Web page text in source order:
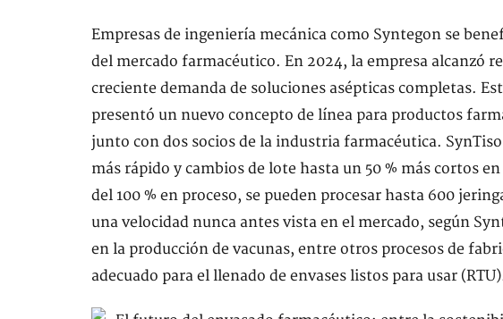
Empresas de ingeniería mecánica como Syntegon se
del mercado farmacéutico. En 2024, la empresa alcanzó
creciente demanda de soluciones asépticas completas.
presentó un nuevo concepto de línea para productos
junto con dos socios de la industria farmacéutica.
más rápido y cambios de lote hasta un 50 % más cortos
del 100 % en proceso, se pueden procesar hasta 600
una velocidad nunca antes vista en el mercado, según
en la producción de vacunas, entre otros procesos de
adecuado para el llenado de envases listos para usar